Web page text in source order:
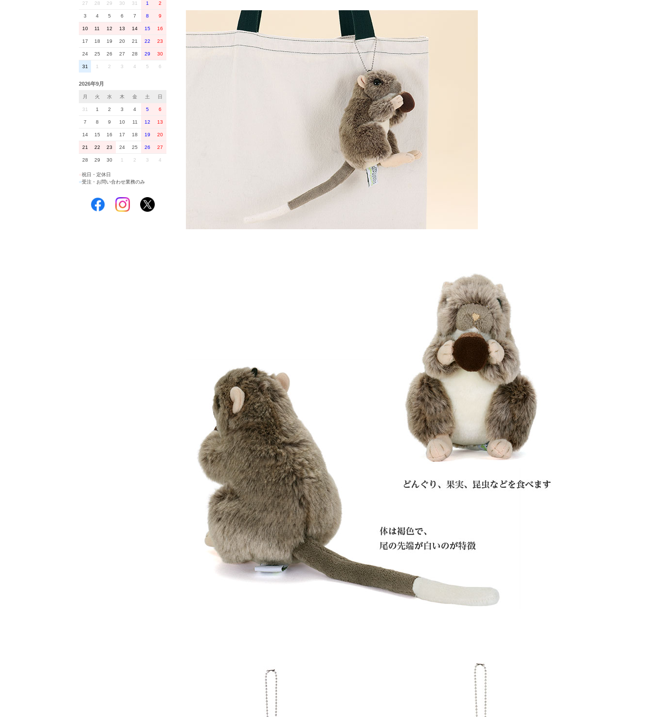
27 28 29 30 31 1 2
3 4 5 6 7 8 9
10 11 12 13 14 15 16
17 18 19 20 21 22 23
24 25 26 27 28 29 30
31 1 2 3 4 5 6
2026年9月
月 火 水 木 金 土 日
31 1 2 3 4 5 6
7 8 9 10 11 12 13
14 15 16 17 18 19 20
21 22 23 24 25 26 27
28 29 30 1 2 3 4
祝日・定休日
■受注・お問い合わせ業務のみ